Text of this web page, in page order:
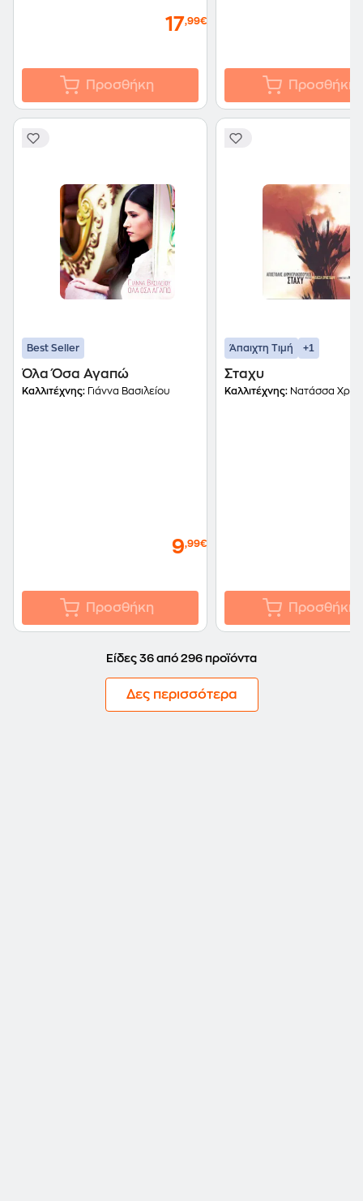
17,99€
Προσθήκη Προσθήκη
Best Seller
Όλα Όσα Αγαπώ
Καλλιτέχνης: Γιάννα Βασιλείου
9,99€
Προσθήκη
Άπαιχτη Τιμή +1
Σταχυ
Καλλιτέχνης: Νατάσσα
Προσθήκη
Είδες 36 από 296 προϊόντα
Δες περισσότερα